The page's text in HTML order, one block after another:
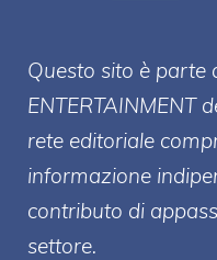
Questo sito è parte
ENTERTAINMENT
rete editoriale
informazione
contributo di
settore.